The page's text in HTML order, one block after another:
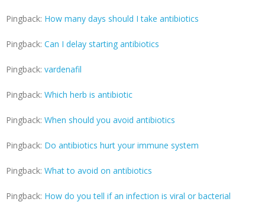
Pingback: How many days should I take antibiotics
Pingback: Can I delay starting antibiotics
Pingback: vardenafil
Pingback: Which herb is antibiotic
Pingback: When should you avoid antibiotics
Pingback: Do antibiotics hurt your immune system
Pingback: What to avoid on antibiotics
Pingback: How do you tell if an infection is viral or bacterial